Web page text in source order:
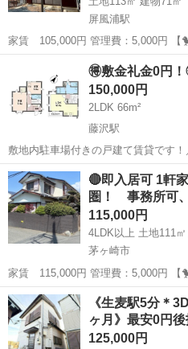
屏風浦駅
家賃 105,000円 管理費：5,000円 【🐤初期費用無料🐤】 仲介手数
料 ：0円 敷金 ：0円 礼
横浜市 屏風浦駅 一
🉐敷金礼金0円
150,000円
2LDK 66m²
藤沢駅
敷地内駐車場付きの戸建て賃貸です
ついています／
神奈川 藤沢市 藤沢駅 一戸
🔴即入居可 1軒
圏！ 事務所可
115,000円
4LDK以上 土地111
茅ヶ崎市
家賃 115,000円 管理費：5,000円 【🐤初期費用無料🐤】 仲介手数
料 ：0円 敷金 ：0円 礼
神奈川 茅ヶ崎市 一戸建て
《生麦駅5分＊
ヶ月》最安0円
125,000円